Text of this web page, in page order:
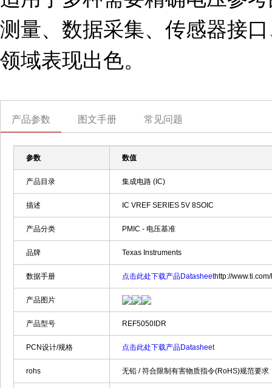
测量、数据采集、传感器接
领域表现出色。
产品参数 图文手册 常见问题
参数 数值
产品目录 集成电路 (IC)
描述 IC VREF SERIES 5V 8SOIC
产品分类 PMIC - 电压基准
品牌 Texas Instruments
数据手册 点击此处下载产品Datasheethttp://
产品图片
产品型号 REF5050IDR
PCN设计/规格 点击此处下载产品Datasheet
rohs 无铅 / 符合限制有害物质指令(RoHS)规范要求